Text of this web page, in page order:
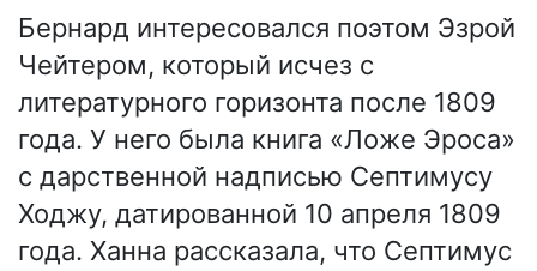
Бернард интересовался поэтом Эзрой
Чейтером, который исчез с
литературного горизонта после 1809
года. У него была книга «Ложе Эроса»
с дарственной надписью Септимусу
Ходжу, датированной 10 апреля 1809
года. Ханна рассказала, что Септимус